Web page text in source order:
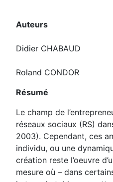
Auteurs
Didier CHABAUD
Roland CONDOR
Résumé
Le champ de
réseaux sociaux (RS)
2003). Cependant, ces
individu, ou une
création reste l’oeuvre
mesure où – dans